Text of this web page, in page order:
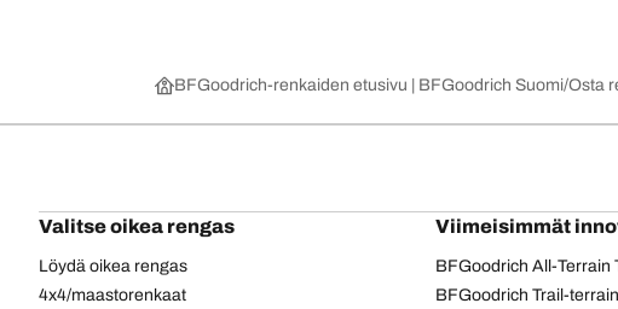
BFGoodrich-renkaiden etusivu | BFGoodrich Suomi Osta
Valitse oikea rengas
Löydä oikea rengas
4x4/maastorenkaat
Viimeisimmät
BFGoodrich All-Terrain
BFGoodrich Trail-